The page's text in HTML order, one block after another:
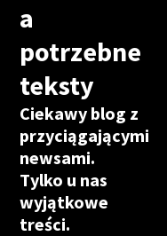
a
potrzebne
teksty
Ciekawy blog z
przyciągającymi
newsami.
Tylko u nas
wyjątkowe
treści.